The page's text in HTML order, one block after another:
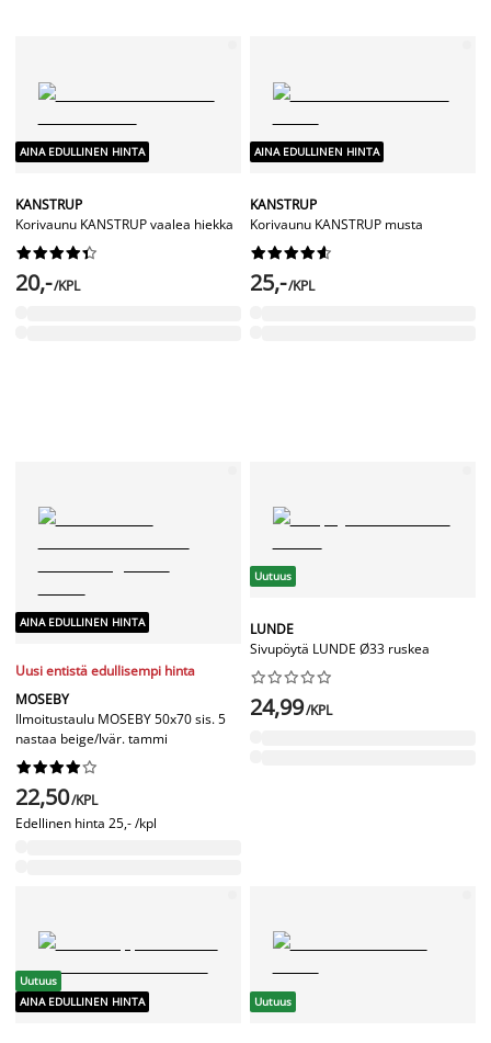
AINA EDULLINEN HINTA
KANSTRUP
Korivaunu KANSTRUP vaalea hiekka






20,-/KPL
AINA EDULLINEN HINTA
KANSTRUP
Korivaunu KANSTRUP musta






25,-/KPL
AINA EDULLINEN HINTA
Uusi entistä edullisempi hinta
MOSEBY
Ilmoitustaulu MOSEBY 50x70 sis. 5
nastaa beige/lvär. tammi






22,50/KPL
Edellinen hinta 25,- /kpl
Uutuus
LUNDE
Sivupöytä LUNDE Ø33 ruskea






24,99/KPL
Uutuus
AINA EDULLINEN HINTA
Uutuus